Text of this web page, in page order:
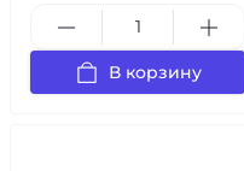
В корзину